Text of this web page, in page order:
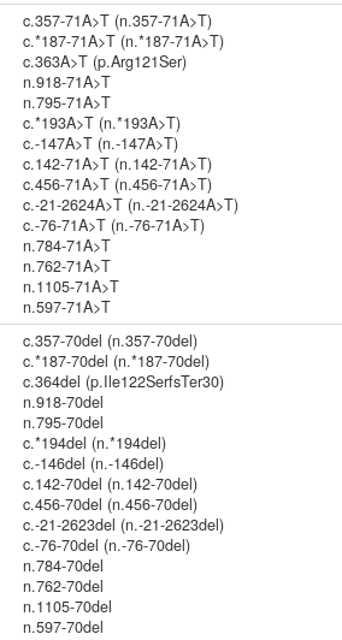
c.357-71A>T (n.357-71A>T)
c.*187-71A>T (n.*187-71A>T)
c.363A>T (p.Arg121Ser)
n.918-71A>T
n.795-71A>T
c.*193A>T (n.*193A>T)
c.-147A>T (n.-147A>T)
c.142-71A>T (n.142-71A>T)
c.456-71A>T (n.456-71A>T)
c.-21-2624A>T (n.-21-2624A>T)
c.-76-71A>T (n.-76-71A>T)
n.784-71A>T
n.762-71A>T
n.1105-71A>T
n.597-71A>T
c.357-70del (n.357-70del)
c.*187-70del (n.*187-70del)
c.364del (p.Ile122SerfsTer30)
n.918-70del
n.795-70del
c.*194del (n.*194del)
c.-146del (n.-146del)
c.142-70del (n.142-70del)
c.456-70del (n.456-70del)
c.-21-2623del (n.-21-2623del)
c.-76-70del (n.-76-70del)
n.784-70del
n.762-70del
n.1105-70del
n.597-70del